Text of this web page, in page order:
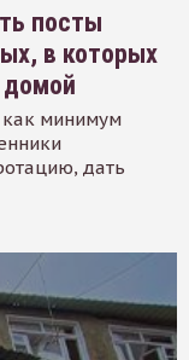
посты
в которых
домой
как минимум
дать